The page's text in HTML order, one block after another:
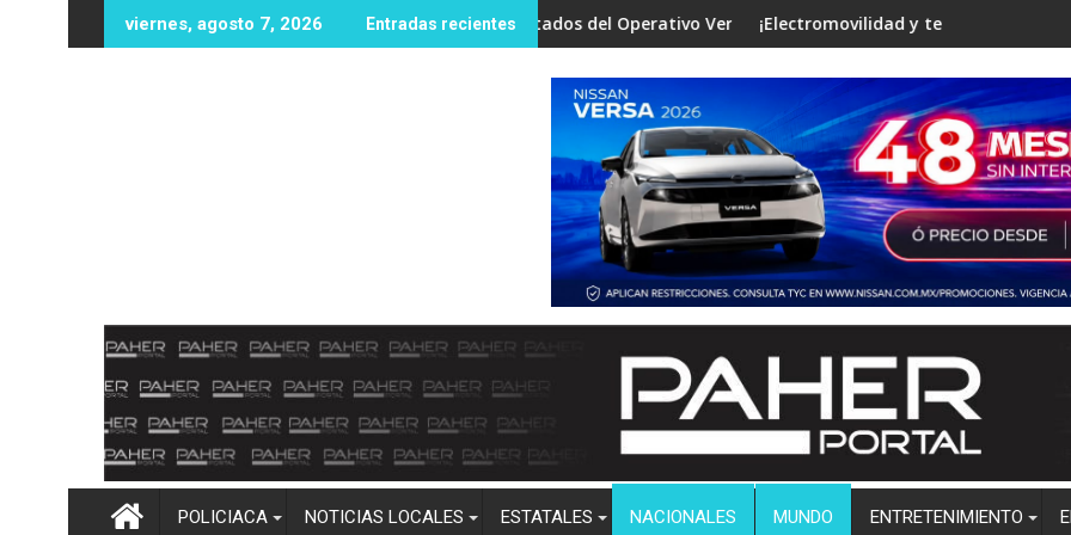
al
viernes, agosto 7, 2026 Entradas recientes
vida en zona rural de Mocorito; autoridades realizan las investigaciones
Destacan buenos resultados del Operativo Verano Seguro en mesa de Construcción de Paz, encabezada
¡Electromovilidad y tecnología de punta! Vincula la
POLICIACA NOTICIAS LOCALES ESTATALES NACIONALES MUNDO ENTRETENIMIENTO